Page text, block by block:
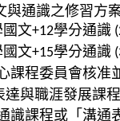
與通識之修習方
文+12學分通識
文+15學分通識
課程委員會核准
達與職涯發展課
識課程或「溝通